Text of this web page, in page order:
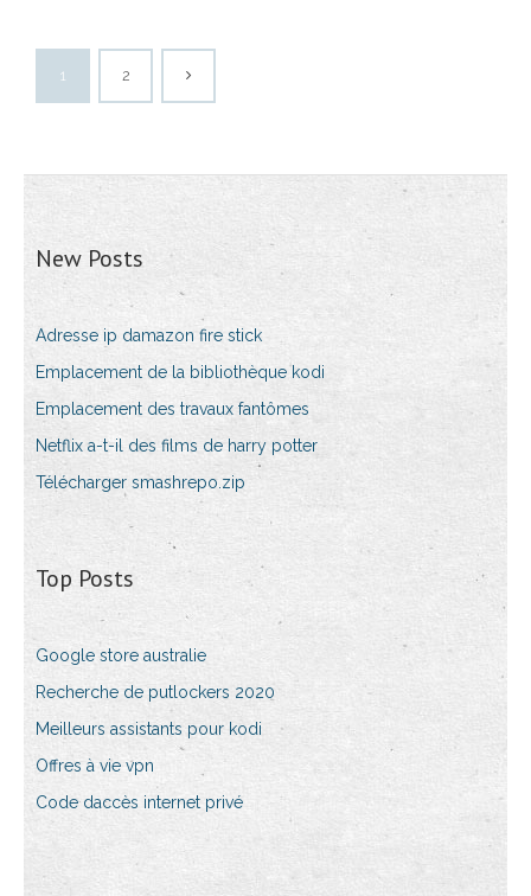
1 2
New Posts
Adresse ip damazon fire stick
Emplacement de la bibliothèque kodi
Emplacement des travaux fantômes
Netflix a-t-il des films de harry potter
Télécharger smashrepo.zip
Top Posts
Google store australie
Recherche de putlockers 2020
Meilleurs assistants pour kodi
Offres à vie vpn
Code daccès internet privé